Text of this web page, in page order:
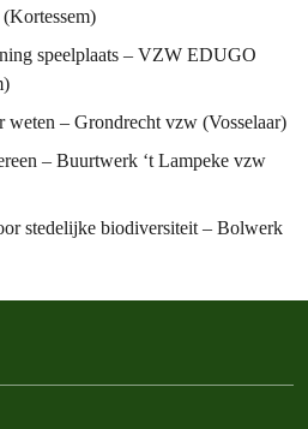
speelplaats – VZW EDUGO
weten – Grondrecht vzw (Vosselaar)
– Buurtwerk ‘t Lampeke vzw
stedelijke biodiversiteit – Bolwerk